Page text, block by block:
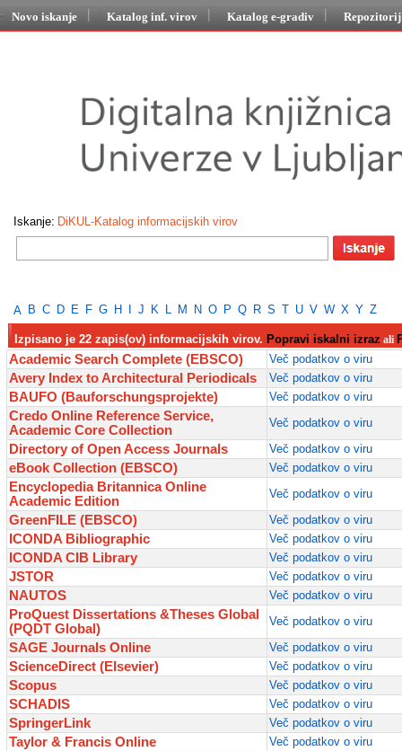
Novo iskanje Katalog inf. virov Katalog e-gradiv
Iskanje: DiKUL-Katalog informacijskih virov
A B C D E F G H J K L M N O P Q R S T U V W X Y Z
Izpisano je 22 zapis(ov) informacijskih virov. Popravi iskalni izraz ali
Academic Search Complete (EBSCO) Več podatkov o viru
Avery Index to Architectural Periodicals Več podatkov o viru
BAUFO (Bauforschungsprojekte) Več podatkov o viru
Credo Online Reference Service,
Academic Core Collection
Več podatkov o viru
Directory of Open Access Journals Več podatkov o viru
eBook Collection (EBSCO) Več podatkov o viru
Encyclopedia Britannica Online
Academic Edition
Več podatkov o viru
GreenFILE (EBSCO) Več podatkov o viru
ICONDA Bibliographic Več podatkov o viru
ICONDA CIB Library Več podatkov o viru
JSTOR Več podatkov o viru
NAUTOS Več podatkov o viru
ProQuest Dissertations &Theses Global
(PQDT Global)
Več podatkov o viru
SAGE Journals Online Več podatkov o viru
ScienceDirect (Elsevier) Več podatkov o viru
Scopus Več podatkov o viru
SCHADIS Več podatkov o viru
SpringerLink Več podatkov o viru
Taylor & Francis Online Več podatkov o viru